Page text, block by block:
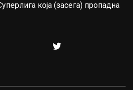
која (засега) пропадна